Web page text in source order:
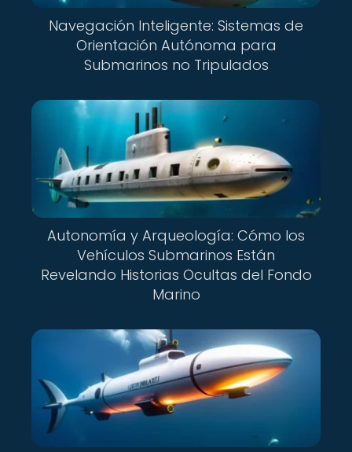
Navegación Inteligente: Sistemas de
Orientación Autónoma para
Submarinos no Tripulados
Autonomía y Arqueología: Cómo los
Vehículos Submarinos Están
Revelando Historias Ocultas del Fondo
Marino